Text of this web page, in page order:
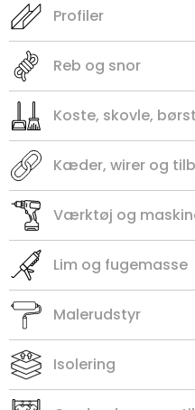
Profiler
Reb og snor
Koste, skovle,
Kæder, wirer og
Værktøj og
Lim og fugemasse
Malerudstyr
Isolering